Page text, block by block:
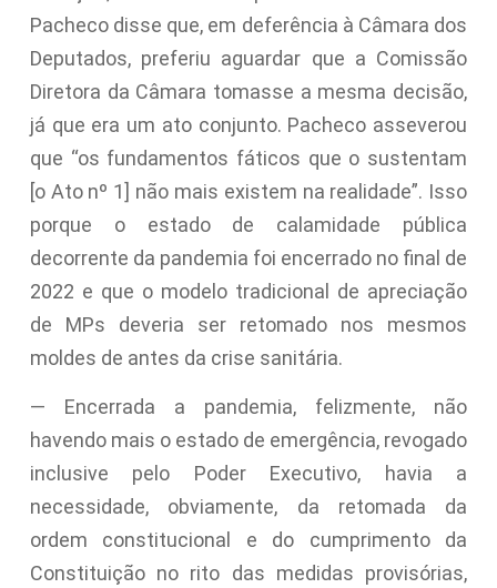
Pacheco disse que, em deferência à Câmara dos
Deputados, preferiu aguardar que a Comissão
Diretora da Câmara tomasse a mesma decisão,
já que era um ato conjunto. Pacheco asseverou
que “os fundamentos fáticos que o sustentam
[o Ato nº 1] não mais existem na realidade”. Isso
porque o estado de calamidade pública
decorrente da pandemia foi encerrado no final de
2022 e que o modelo tradicional de apreciação
de MPs deveria ser retomado nos mesmos
moldes de antes da crise sanitária.
— Encerrada a pandemia, felizmente, não
havendo mais o estado de emergência, revogado
inclusive pelo Poder Executivo, havia a
necessidade, obviamente, da retomada da
ordem constitucional e do cumprimento da
Constituição no rito das medidas provisórias,